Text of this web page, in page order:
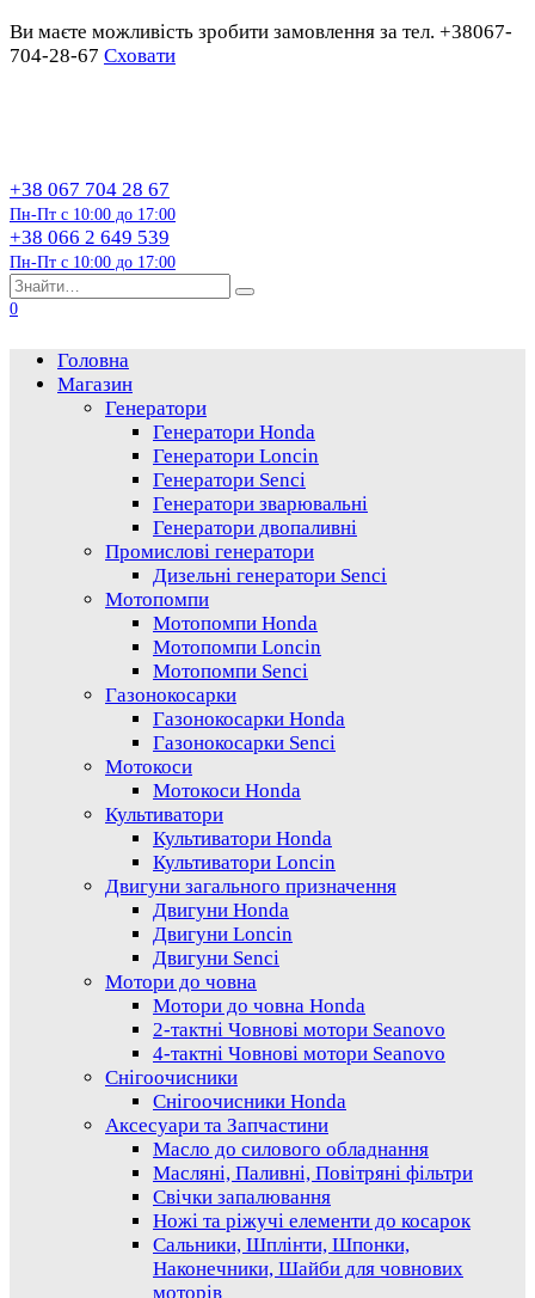
Ви маєте можливість зробити замовлення за тел. +38067-
704-28-67 Сховати
+38 067 704 28 67
Пн-Пт с 10:00 до 17:00
+38 066 2 649 539
Пн-Пт с 10:00 до 17:00
Пошук…
0
Головна
Магазин
Генератори
Генератори Honda
Генератори Loncin
Генератори Senci
Генератори зварювальні
Генератори двопаливні
Промислові генератори
Дизельні генератори Senci
Мотопомпи
Мотопомпи Honda
Мотопомпи Loncin
Мотопомпи Senci
Газонокосарки
Газонокосарки Honda
Газонокосарки Senci
Мотокоси
Мотокоси Honda
Культиватори
Культиватори Honda
Культиватори Loncin
Двигуни загального призначення
Двигуни Honda
Двигуни Loncin
Двигуни Senci
Мотори до човна
Мотори до човна Honda
2-тактні Човнові мотори Seanovo
4-тактні Човнові мотори Seanovo
Снігоочисники
Снігоочисники Honda
Аксесуари та Запчастини
Масло до силового обладнання
Масляні, Паливні, Повітряні фільтри
Свічки запалювання
Ножі та ріжучі елементи до косарок
Сальники, Шплінти, Шпонки,
Наконечники, Шайби для човнових
моторів